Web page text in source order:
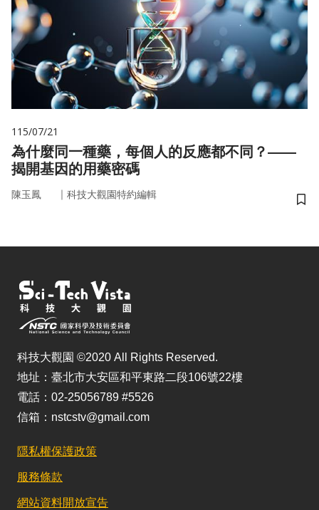
115/07/21
為什麼同一種藥，每個人的反應都不同？——
揭開基因的用藥密碼
陳玉鳳 ｜ 科技大觀園特約編輯
儲
科技大觀園 ©2020 All Rights Reserved.
地址：臺北市大安區和平東路二段106號22樓
電話：02-25056789 #5526
信箱：nstcstv@gmail.com
隱私權保護政策
服務條款
網站資料開放宣告